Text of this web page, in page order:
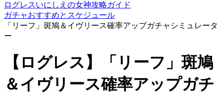
ログレスいにしえの女神攻略ガイド
ガチャおすすめとスケジュール
「リーフ」斑鳩＆イヴリース確率アップガチャシミュレータ
ー
【ログレス】「リーフ」斑鳩
＆イヴリース確率アップガチ